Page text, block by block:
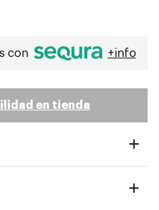
con +info
en tienda